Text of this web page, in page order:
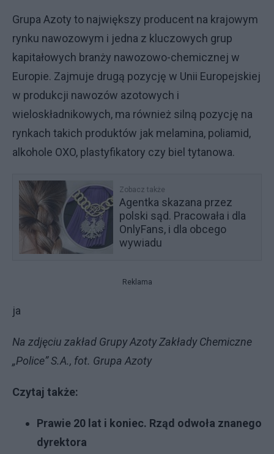
Grupa Azoty to największy producent na krajowym
rynku nawozowym i jedna z kluczowych grup
kapitałowych branży nawozowo-chemicznej w
Europie. Zajmuje drugą pozycję w Unii Europejskiej
w produkcji nawozów azotowych i
wieloskładnikowych, ma również silną pozycję na
rynkach takich produktów jak melamina, poliamid,
alkohole OXO, plastyfikatory czy biel tytanowa.
Zobacz także
Agentka skazana przez
polski sąd. Pracowała i dla
OnlyFans, i dla obcego
wywiadu
Reklama
ja
Na zdjęciu zakład Grupy Azoty Zakłady Chemiczne
„Police” S.A., fot. Grupa Azoty
Czytaj także:
Prawie 20 lat i koniec. Rząd odwoła znanego
dyrektora